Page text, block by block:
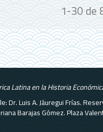
1-30 de
Latina en la Historia
Dr. Luis A. Jáuregui Frías.
Barajas Gómez. Plaza